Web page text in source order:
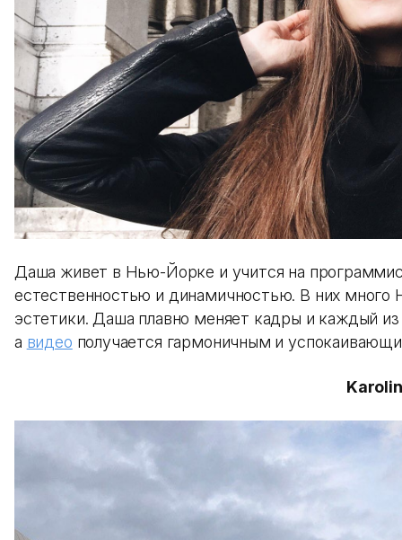
Даша живет в Нью-Йорке и учится на
естественностью и динамичностью. В них
эстетики. Даша плавно меняет кадры и каждый
а видео получается гармоничным и